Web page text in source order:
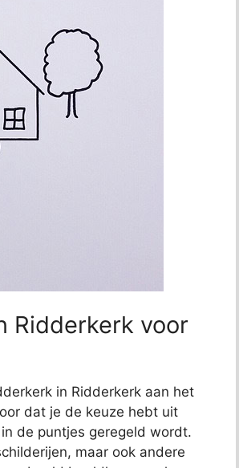
Ridderkerk voor
in Ridderkerk aan het
dat je de keuze hebt uit
de puntjes geregeld wordt.
maar ook andere